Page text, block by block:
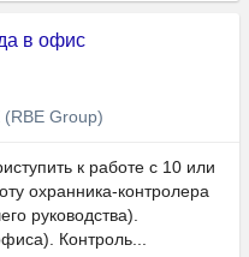
в офис
Group)
к работе с 10 или
охранника-контролера
руководства).
Контроль...